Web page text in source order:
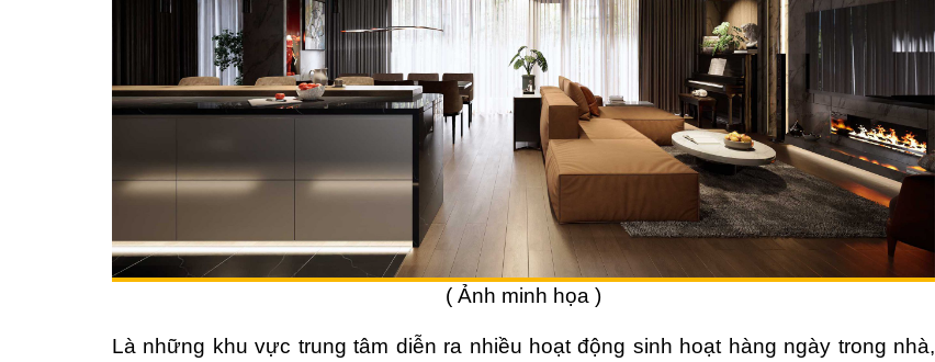
( Ảnh minh họa )
Là những khu vực trung tâm diễn ra nhiều hoạt động sinh hoạt hàng ngày trong nhà,